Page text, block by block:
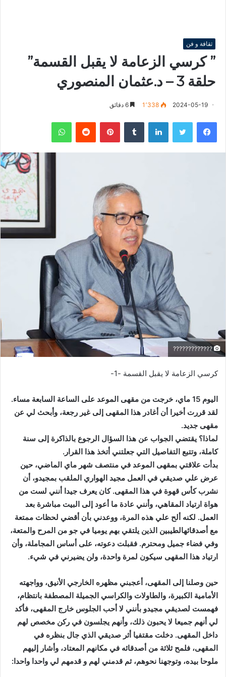
ثقافة و فن
” كرسي الزعامة لا يقبل القسمة”
حلقة 3 – د.عثمان المنصوري
2024-05-19 1٬338
فيسبوك لينكدإن بينتيريست
?????????????
كرسي الزعامة لا يقبل القسمة -1-
اليوم 15 ماي، خرجت من مقهى الموعد على الساعة السابعة مساء.
لقد قررت أخيرا أن أغادر هذا المقهى إلى غير رجعة، وأبحث لي عن
مقهى جديد.
لماذا؟ يقتضي الجواب عن هذا السؤال الرجوع بالذاكرة إلى سنة
كاملة، وتتبع التفاصيل التي جعلتني أتخذ هذا القرار.
بدأت علاقتي بمقهى الموعد في منتصف شهر ماي الماضي، حين
عرض علي صديقي في العمل مجيد الهواري الملقب بمجيدو، أن
نشرب كأس قهوة في هذا المقهى. كان يعرف جيدا أنني لست من
هواة ارتياد المقاهي، وأنني عادة ما أعود إلى البيت مباشرة بعد
العمل. لكنه ألح علي هذه المرة، ووعدني بأن أقضي لحظات ممتعة
مع أصدقائهالطيبين الذين يلتقي بهم يوميا في جو من المرح والمتعة،
وفي فضاء جميل ومحترم. فقبلت دعوته، على أساس المجاملة، وأن
ارتياد هذا المقهى سيكون لمرة واحدة، ولن يضيرني في شيء.
حين وصلنا إلى المقهى، أعجبني مظهره الخارجي الأنيق، وواجهته
الأمامية الكبيرة، والطاولات والكراسي الجميلة المصطفة بانتظام،
فهمست لصديقي مجيدو بأنني لا أحب الجلوس خارج المقهى، فأكد
لي أنهم جميعا لا يحبون ذلك، وأنهم يجلسون في ركن مخصص لهم
داخل المقهى. دخلت مقتفيا أثر صديقي الذي جال بنظره في
المقهى، فلمح ثلاثة من أصدقائه في مكانهم المعتاد، وأشار إليهم
ملوحا بيده، وتوجهنا نحوهم، ثم قدمني لهم و قدمهم لي واحدا واحدا: